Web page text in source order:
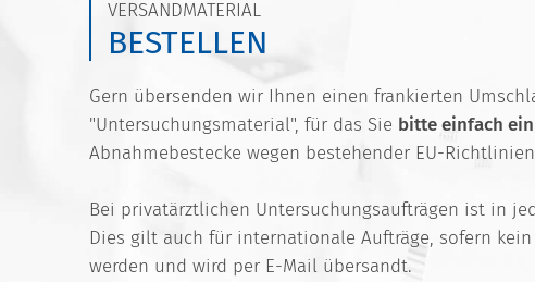
VERSANDMATERIAL
BESTELLEN
Gern übersenden wir Ihnen einen frankierten
"Untersuchungsmaterial", für das Sie bitte einfach
Abnahmebestecke wegen bestehender EU-
Bei privatärztlichen Untersuchungsaufträgen ist in
Dies gilt auch für internationale Aufträge, sofern
werden und wird per E-Mail übersandt.